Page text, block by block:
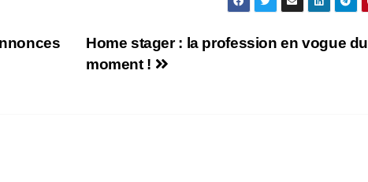
Home stager : la profession en vogue du
moment !